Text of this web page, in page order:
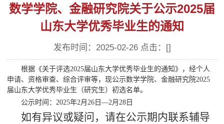
数学学院、金融研究院关于公示2025届
山东大学优秀毕业生的通知
发布时间：2025-02-26 点击：[]
根据《关于评选2025届山东大学优秀毕业生的通知》，经个人
申请、资格审查、综合评审等，现公示数学学院、金融研究院2025
届山东大学优秀毕业生（研究生）初选名单。
公示时间：2025年2月26日—2月28日
如有异议或疑问，请在公示期内联系辅导